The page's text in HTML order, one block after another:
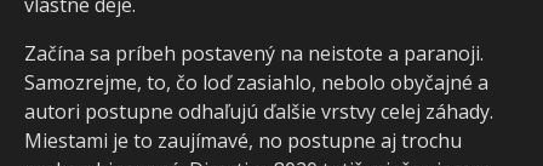
Začína sa príbeh postavený na neistote a paranoji.
Samozrejme, to, čo loď zasiahlo, nebolo obyčajné a
autori postupne odhaľujú ďalšie vrstvy celej záhady.
Miestami je to zaujímavé, no postupne aj trochu